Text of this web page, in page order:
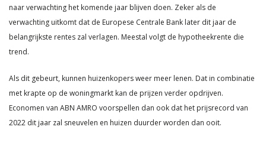
naar verwachting het komende jaar blijven doen. Zeker als de
verwachting uitkomt dat de Europese Centrale Bank later dit jaar de
belangrijkste rentes zal verlagen. Meestal volgt de hypotheekrente die
trend.
Als dit gebeurt, kunnen huizenkopers weer meer lenen. Dat in combinatie
met krapte op de woningmarkt kan de prijzen verder opdrijven.
Economen van ABN AMRO voorspellen dan ook dat het prijsrecord van
2022 dit jaar zal sneuvelen en huizen duurder worden dan ooit.